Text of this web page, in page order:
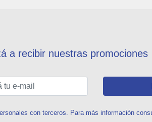
a recibir nuestras promociones
con terceros. Para más información